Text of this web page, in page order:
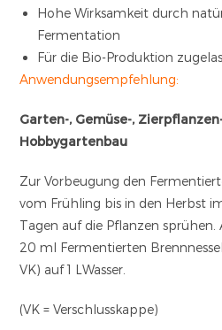
Hohe Wirksamkeit durch
Fermentation
Für die Bio-Produktion
Anwendungsempfehlung:
Garten-, Gemüse-,
Hobbygartenbau
Zur Vorbeugung den
vom Frühling bis in den Herbst
Tagen auf die Pflanzen sprühen.
20 ml Fermentierten
VK) auf 1 LWasser.
(VK = Verschlusskappe)